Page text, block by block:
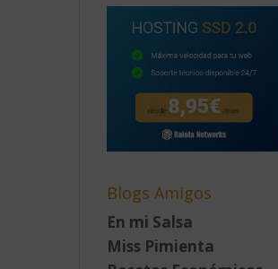
Blogs Amigos
En mi Salsa
Miss Pimienta